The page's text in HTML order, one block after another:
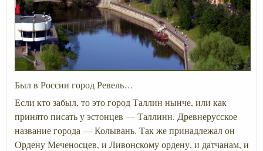
Был в России город Ревель…
Если кто забыл, то это город Таллин нынче, или как
принято писать у эстонцев — Таллинн. Древнерусское
название города — Колывань. Так же принадлежал он
Ордену Меченосцев, и Ливонскому ордену, и датчанам, и